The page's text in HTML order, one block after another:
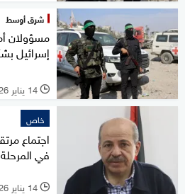
شرق أوسط
مسؤولان
إسرائيل
l 14 يناير 2026
خاص
اجتماع
في
l 14 يناير 2026